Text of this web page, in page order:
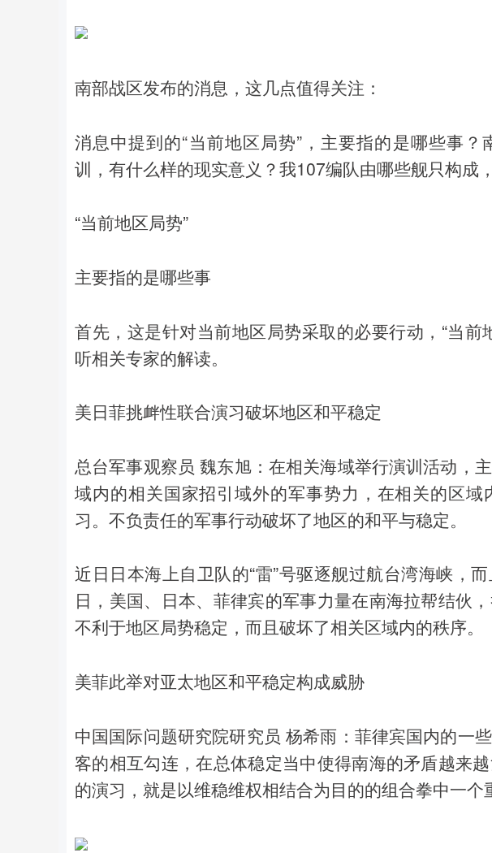
南部战区发布的消息，这几点值得关注：
消息中提到的“当前地区局势”，主要指的是哪些事
训，有什么样的现实意义？我107编队由哪些舰只构成
“当前地区局势”
主要指的是哪些事
首先，这是针对当前地区局势采取的必要行动，“当前
听相关专家的解读。
美日菲挑衅性联合演习破坏地区和平稳定
总台军事观察员 魏东旭：在相关海域举行演训活动，
域内的相关国家招引域外的军事势力，在相关的区
习。不负责任的军事行动破坏了地区的和平与稳定。
近日日本海上自卫队的“雷”号驱逐舰过航台湾海峡，
日，美国、日本、菲律宾的军事力量在南海拉帮结伙
不利于地区局势稳定，而且破坏了相关区域内的秩序。
美菲此举对亚太地区和平稳定构成威胁
中国国际问题研究院研究员 杨希雨：菲律宾国内的一
客的相互勾连，在总体稳定当中使得南海的矛盾越来
的演习，就是以维稳维权相结合为目的的组合拳中一个